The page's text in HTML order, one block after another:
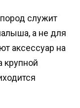
служит
а не для
аксессуар на
крупной